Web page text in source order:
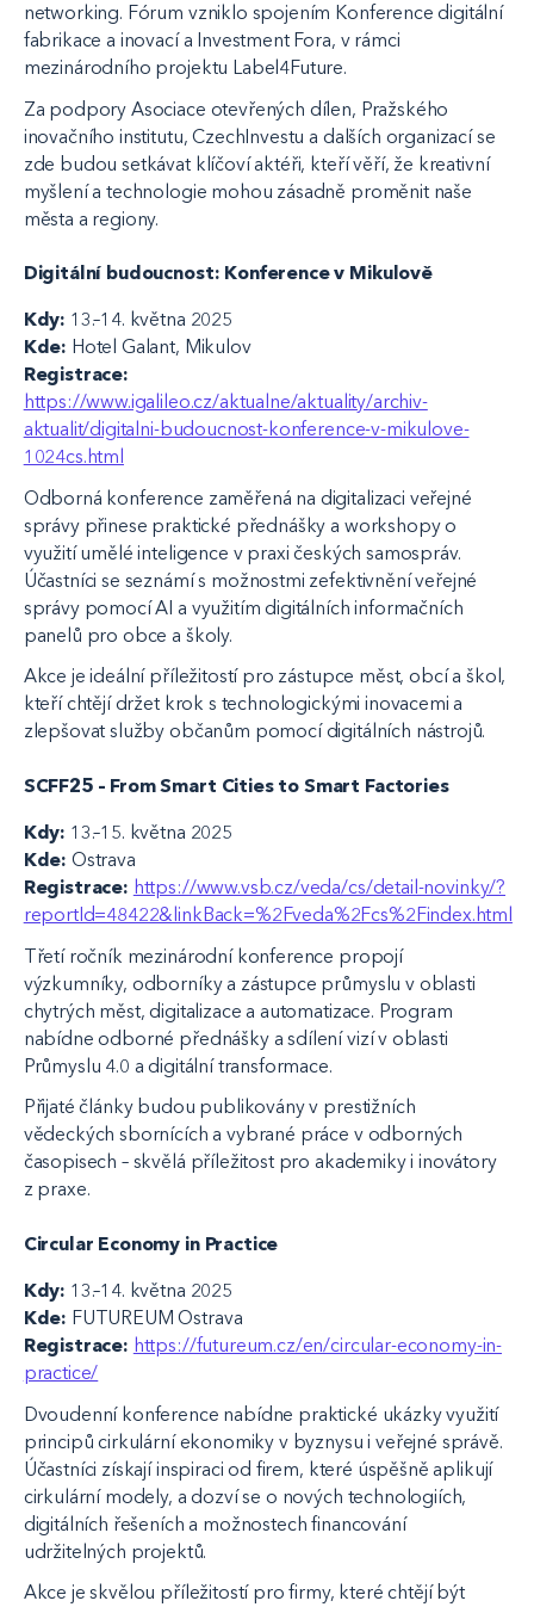
networking. Fórum vzniklo spojením Konference digitální
fabrikace a inovací a Investment Fora, v rámci
mezinárodního projektu Label4Future.
Za podpory Asociace otevřených dílen, Pražského
inovačního institutu, CzechInvestu a dalších organizací se
zde budou setkávat klíčoví aktéři, kteří věří, že kreativní
myšlení a technologie mohou zásadně proměnit naše
města a regiony.
Digitální budoucnost: Konference v Mikulově
Kdy: 13.–14. května 2025
Kde: Hotel Galant, Mikulov
Registrace:
https://www.igalileo.cz/aktualne/aktuality/archiv-
aktualit/digitalni-budoucnost-konference-v-mikulove-
1024cs.html
Odborná konference zaměřená na digitalizaci veřejné
správy přinese praktické přednášky a workshopy o
využití umělé inteligence v praxi českých samospráv.
Účastníci se seznámí s možnostmi zefektivnění veřejné
správy pomocí AI a využitím digitálních informačních
panelů pro obce a školy.
Akce je ideální příležitostí pro zástupce měst, obcí a škol,
kteří chtějí držet krok s technologickými inovacemi a
zlepšovat služby občanům pomocí digitálních nástrojů.
SCFF25 – From Smart Cities to Smart Factories
Kdy: 13.–15. května 2025
Kde: Ostrava
Registrace: https://www.vsb.cz/veda/cs/detail-novinky/?
reportId=48422&linkBack=%2Fveda%2Fcs%2Findex.html
Třetí ročník mezinárodní konference propojí
výzkumníky, odborníky a zástupce průmyslu v oblasti
chytrých měst, digitalizace a automatizace. Program
nabídne odborné přednášky a sdílení vizí v oblasti
Průmyslu 4.0 a digitální transformace.
Přijaté články budou publikovány v prestižních
vědeckých sbornících a vybrané práce v odborných
časopisech – skvělá příležitost pro akademiky i inovátory
z praxe.
Circular Economy in Practice
Kdy: 13.–14. května 2025
Kde: FUTUREUM Ostrava
Registrace: https://futureum.cz/en/circular-economy-in-
practice/
Dvoudenní konference nabídne praktické ukázky využití
principů cirkulární ekonomiky v byznysu i veřejné správě.
Účastníci získají inspiraci od firem, které úspěšně aplikují
cirkulární modely, a dozví se o nových technologiích,
digitálních řešeních a možnostech financování
udržitelných projektů.
Akce je skvělou příležitostí pro firmy, které chtějí být